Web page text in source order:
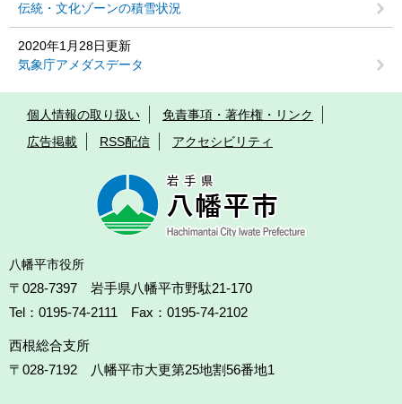
伝統・文化ゾーンの積雪状況
2020年1月28日更新
気象庁アメダスデータ
個人情報の取り扱い
免責事項・著作権・リンク
広告掲載
RSS配信 アクセシビリティ
八幡平市役所
〒028-7397 岩手県八幡平市野駄21-170
Tel：0195-74-2111 Fax：0195-74-2102
西根総合支所
〒028-7192
八幡平市大更第25地割56番地1